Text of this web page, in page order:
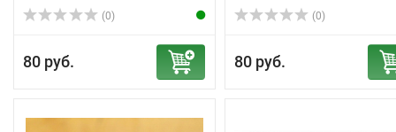
(0)
80 руб.
(0)
80 руб.